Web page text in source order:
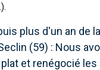
plus d'un an de
(59) : Nous
et renégocié